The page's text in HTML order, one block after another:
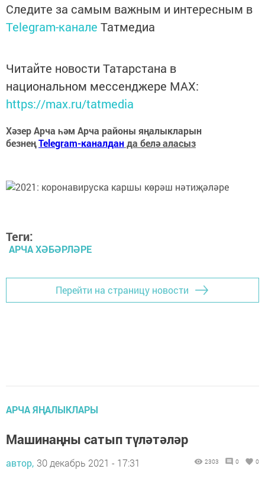
Следите за самым важным и интересным в
Telegram-канале Татмедиа
Читайте новости Татарстана в
национальном мессенджере MАХ:
https://max.ru/tatmedia
Хәзер Арча һәм Арча районы яңалыкларын
безнеңTelegram-каналданда белә аласыз
Теги:
АРЧА ХӘБӘРЛӘРЕ
Перейти на страницу новости
АРЧА ЯҢАЛЫКЛАРЫ
Машинаңны сатып түләтәләр
автор, 30 декабрь 2021 - 17:31 2303 0 0